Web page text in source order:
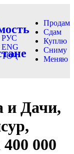
РУС
ENG
ТОҶ
Продам
Сдам
Куплю
Сниму
Меняю
и Дачи,
000